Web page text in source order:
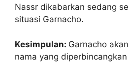
Nassr dikabarkan sedang
situasi Garnacho.
Kesimpulan: Garnacho
nama yang